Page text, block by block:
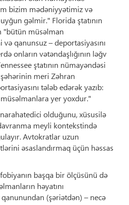
bizim mədəniyyətimiz və
gəlmir." Florida ştatının
"bütün müsəlman
qanunsuz – deportasiyasını
onların vətəndaşlığının ləğv
ştatının nümayəndəsi
meri Zəhran
tələb edərək yazıb:
yer yoxdur."
olduğunu, xüsusilə
meyli kontekstində
Avtokratlar uzun
əsaslandırmaq üçün həssas
başqa bir ölçüsünü də
həyatını
(şəriətdən) – necə